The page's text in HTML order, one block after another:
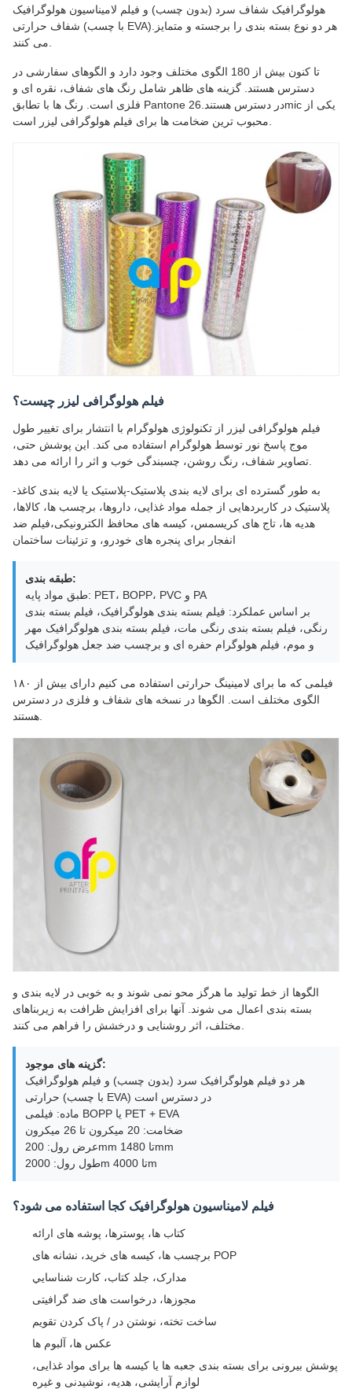
هولوگرافیک شفاف سرد (بدون چسب) و فیلم لامیناسیون هولوگرافیک
شفاف حرارتی (با چسب EVA).هر دو نوع بسته بندی را برجسته و متمایز
تا کنون بیش از 180 الگوی مختلف وجود دارد و الگوهای سفارشی در
دسترس هستند. گزینه های ظاهر شامل رنگ های شفاف، نقره ای و
فلزی است. رنگ ها با تطابق Pantone در دسترس هستند.26mic یکی از
فیلم هولوگرافی لیزر چیست؟
فیلم هولوگرافی لیزر از تکنولوژی هولوگرام با انتشار برای تغییر طول
موج پاسخ نور توسط هولوگرام استفاده می کند. این پوشش حتی،
تصاویر شفاف، رنگ روشن، چسبندگی خوب و اثر را ارائه می دهد.
به طور گسترده ای برای لایه بندی پلاستیک-پلاستیک یا لایه بندی کاغذ-
پلاستیک در کاربردهایی از جمله مواد غذایی، داروها، برچسب ها، کالاها،
هدیه ها، تاج های کریسمس، کیسه های محافظ الکترونیکی،فیلم ضد
انفجار برای پنجره های خودرو، و تزئینات ساختمان
طبقه بندی:
طبق مواد پایه: PET، BOPP، PVC و PA
بر اساس عملکرد: فیلم بسته بندی هولوگرافیک، فیلم بسته بندی
رنگی، فیلم بسته بندی رنگی مات، فیلم بسته بندی هولوگرافیک مهر
و موم، فیلم هولوگرام حفره ای و برچسب ضد جعل هولوگرافیک
فیلمی که ما برای لامینینگ حرارتی استفاده می کنیم دارای بیش از ۱۸۰
الگوی مختلف است. الگوها در نسخه های شفاف و فلزی در دسترس
هستند.
الگوها از خط تولید ما هرگز محو نمی شوند و به خوبی در لایه بندی و
بسته بندی اعمال می شوند. آنها برای افزایش ظرافت به زیربناهای
گزینه های موجود:
هر دو فیلم هولوگرافیک سرد (بدون چسب) و فیلم هولوگرافیک
حرارتی (با چسب EVA) در دسترس است
ماده: فیلمی BOPP یا PET + EVA
ضخامت: 20 ميکرون تا 26 ميکرون
عرض رول: 200mm تا 1480mm
طول رول: 2000m تا 4000m
فیلم لامیناسیون هولوگرافیک کجا استفاده می شود؟
کتاب ها، پوسترها، پوشه های ارائه
برچسب ها، کیسه های خرید، نشانه های POP
مدارک، جلد کتاب، کارت شناسايي
مجوزها، درخواست های ضد گرافیتی
ساخت تخته، نوشتن در / پاک کردن تقویم
عکس ها، آلبوم ها
پوشش بیرونی برای بسته بندی جعبه ها یا کیسه ها برای مواد غذایی،
لوازم آرایشی، هدیه، نوشیدنی و غیره